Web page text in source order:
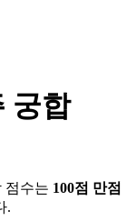
궁합
점수는 100점 만점
.